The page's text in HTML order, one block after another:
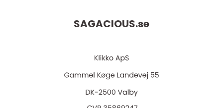
SAGACIOUS.se